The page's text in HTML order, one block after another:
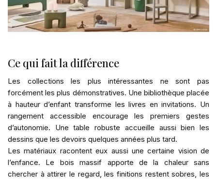
Ce qui fait la différence
Les collections les plus intéressantes ne sont pas
forcément les plus démonstratives. Une bibliothèque placée
à hauteur d’enfant transforme les livres en invitations. Un
rangement accessible encourage les premiers gestes
d’autonomie. Une table robuste accueille aussi bien les
dessins que les devoirs quelques années plus tard.
Les matériaux racontent eux aussi une certaine vision de
l’enfance. Le bois massif apporte de la chaleur sans
chercher à attirer le regard, les finitions restent sobres, les